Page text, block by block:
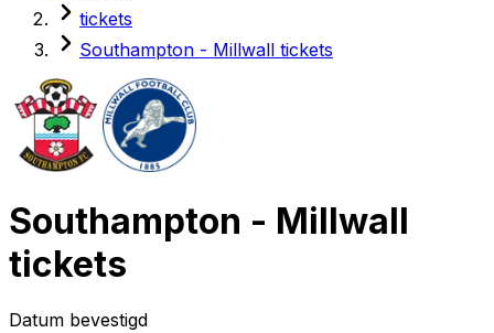
tickets
Southampton - Millwall tickets
Southampton - Millwall
tickets
Datum bevestigd